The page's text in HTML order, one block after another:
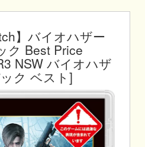
】バイオハザー
ク Best Price
NSW バイオハザ
ク ベスト]